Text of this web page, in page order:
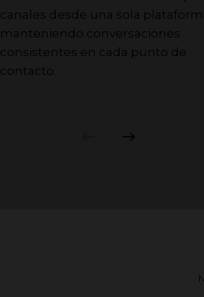
canales desde una sola
manteniendo conversaciones
consistentes en cada punto de
contacto.